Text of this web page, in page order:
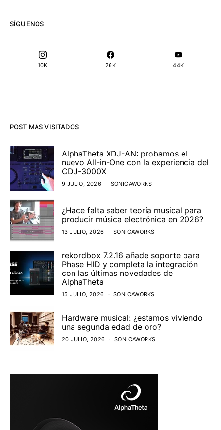
SÍGUENOS
10K 26K 44K
POST MÁS VISITADOS
AlphaTheta XDJ-AN: probamos el
nuevo All-in-One con la experiencia del
CDJ-3000X
9 JULIO, 2026 SONICAWORKS
¿Hace falta saber teoría musical para
producir música electrónica en 2026?
13 JULIO, 2026 SONICAWORKS
rekordbox 7.2.16 añade soporte para
Phase HID y completa la integración
con las últimas novedades de
AlphaTheta
15 JULIO, 2026 SONICAWORKS
Hardware musical: ¿estamos viviendo
una segunda edad de oro?
20 JULIO, 2026 SONICAWORKS